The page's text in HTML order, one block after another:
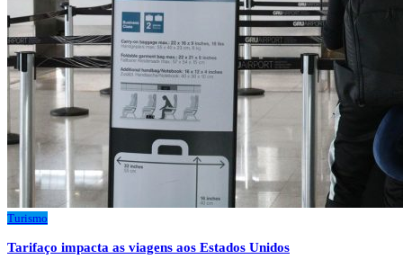
Turismo
Tarifaço impacta as viagens aos Estados Unidos